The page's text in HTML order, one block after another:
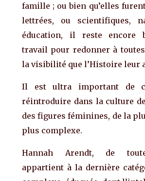
famille ; ou bien qu’elles
lettrées, ou scientifiques,
éducation, il reste encore
travail pour redonner à
la visibilité que l’Histoire leur
Il est ultra important de
réintroduire dans la culture
des figures féminines, de la
plus complexe.
Hannah Arendt, de
appartient à la dernière